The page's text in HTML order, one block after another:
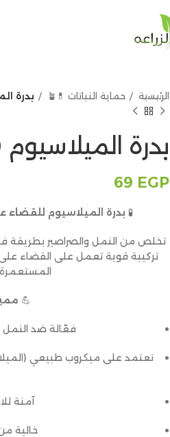
الرئيسية حماية النباتات 💊🪴 بدرة
بدرة الميلاسيوم 30 جرام
69 EGP
🧪 بدرة الميلاسيوم للقضاء
تخلص من النمل والصراصير بطريقة
تركيبة قوية تعمل على القضاء على
المستعمرة
💪
فعّالة ضد النمل
تعتمد على ميكروب طبيعي
آمنة
خالية